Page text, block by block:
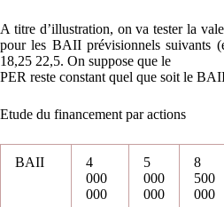
A titre d’illustration, on va tester la
pour les BAII prévisionnels suivants
18,25 22,5. On suppose que le
PER reste constant quel que soit le
Etude du financement par actions
BAII
4
000
000
5
000
000
8
500
000